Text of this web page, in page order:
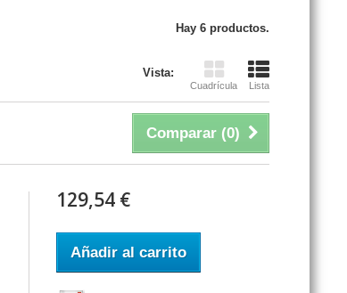
Hay 6 productos.
Vista:
Cuadrícula Lista
Comparar (0)
129,54 €
Añadir al carrito